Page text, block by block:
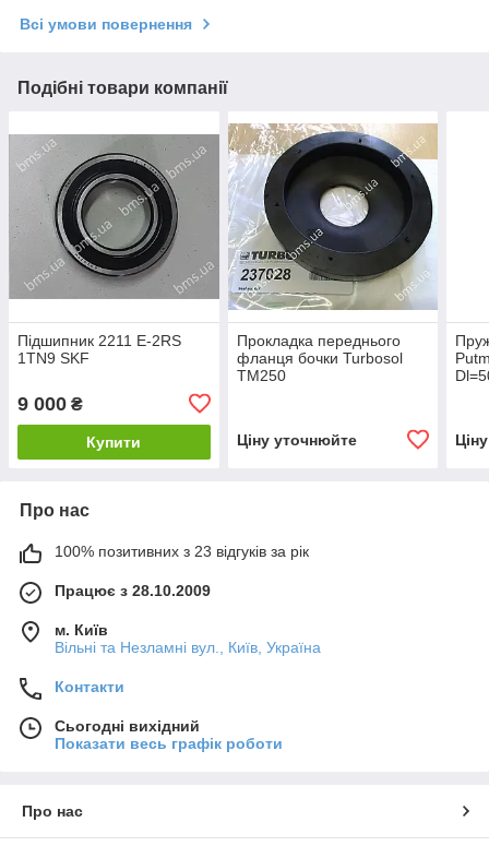
Всі умови повернення
Подібні товари компанії
Підшипник 2211 E-2RS
1TN9 SKF
9 000 ₴
Купити
Прокладка переднього
фланця бочки Turbosol
ТМ250
Ціну уточнюйте
Про нас
100% позитивних з 23 відгуків за рік
Працює з 28.10.2009
м. Київ
Вільні та Незламні вул., Київ, Україна
Контакти
Сьогодні вихідний
Показати весь графік роботи
Про нас